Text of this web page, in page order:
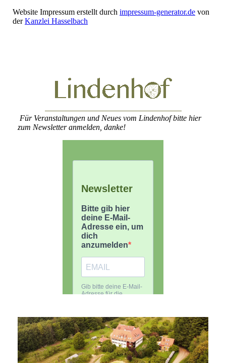
Website Impressum erstellt durch impressum-generator.de von
derKanzlei Hasselbach
Für Veranstaltungen und Neues vom Lindenhof bitte hier
zum Newsletter anmelden, danke!